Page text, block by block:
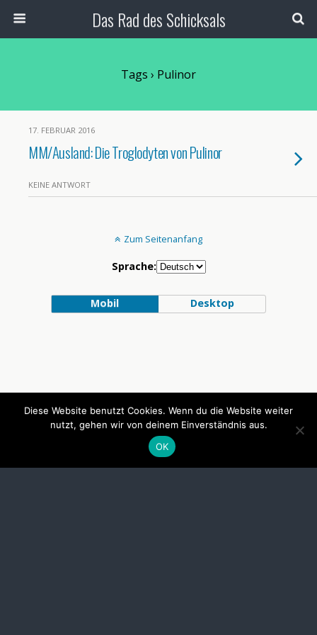
Das Rad des Schicksals
Tags › Pulinor
17. FEBRUAR 2016
MM/Ausland: Die Troglodyten von Pulinor
KEINE ANTWORT
Zum Seitenanfang
Sprache:
Mobil Desktop
Diese Website benutzt Cookies. Wenn du die Website weiter
nutzt, gehen wir von deinem Einverständnis aus.
OK